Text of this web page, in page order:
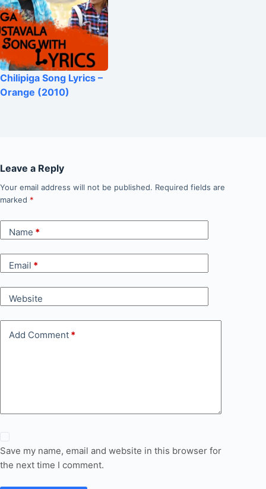
Chilipiga Song Lyrics –
Orange (2010)
Leave a Reply
Your email address will not be published. Required fields are
marked *
Name *
Email *
Website
Add Comment *
Save my name, email and website in this browser for
the next time I comment.